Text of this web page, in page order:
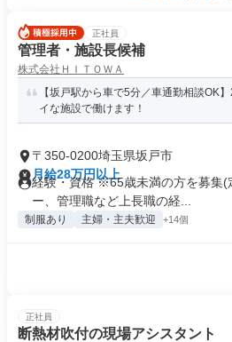
正社員
管理者・施設長候補
株式会社ＨＩＴＯＷＡ
【坂戸駅から車で5分／車通勤相談OK
イな施設で働けます！
〒350-0200埼玉県坂戸市
月給28万円以上
経験・資格 ※65歳未満の方を募集(
ー、管理職など上長職の経...
制服あり 主婦・主夫歓迎 +14個
正社員
断熱材吹付の現場アシスタント